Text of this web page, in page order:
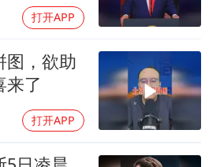
打开APP
图，欲助
来了
打开APP